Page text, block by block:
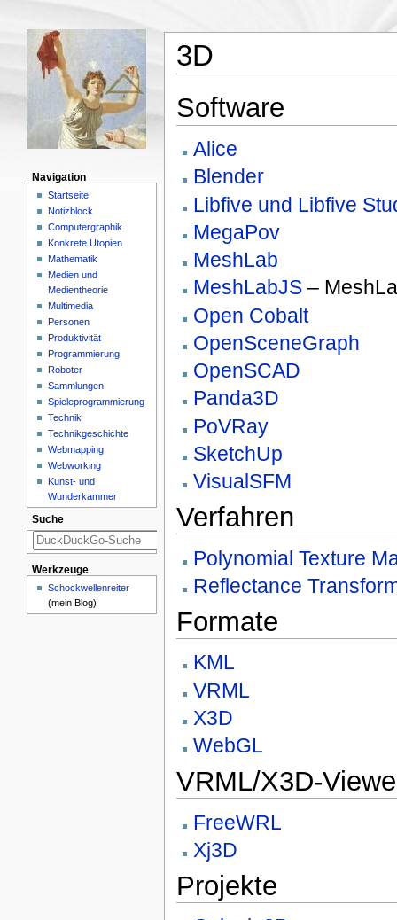
3D
Software
Alice
Blender
Libfive und Libfive
MegaPov
MeshLab
MeshLabJS–
Open Cobalt
OpenSceneGraph
OpenSCAD
Panda3D
PoVRay
SketchUp
VisualSFM
Verfahren
Polynomial Texture
Reflectance
Formate
KML
VRML
X3D
WebGL
VRML/X3D-
FreeWRL
Xj3D
Projekte
Navigation
Startseite
Notizblock
Computergraphik
Konkrete Utopien
Mathematik
Medien und
Medientheorie
Multimedia
Personen
Produktivität
Programmierung
Roboter
Sammlungen
Spieleprogrammierung
Technik
Technikgeschichte
Webmapping
Webworking
Kunst- und
Wunderkammer
Suche
Werkzeuge
Schockwellenreiter
(mein Blog)